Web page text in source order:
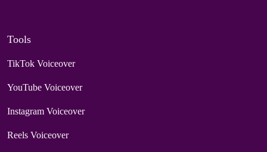
Tools
TikTok Voiceover
YouTube Voiceover
Instagram Voiceover
Reels Voiceover